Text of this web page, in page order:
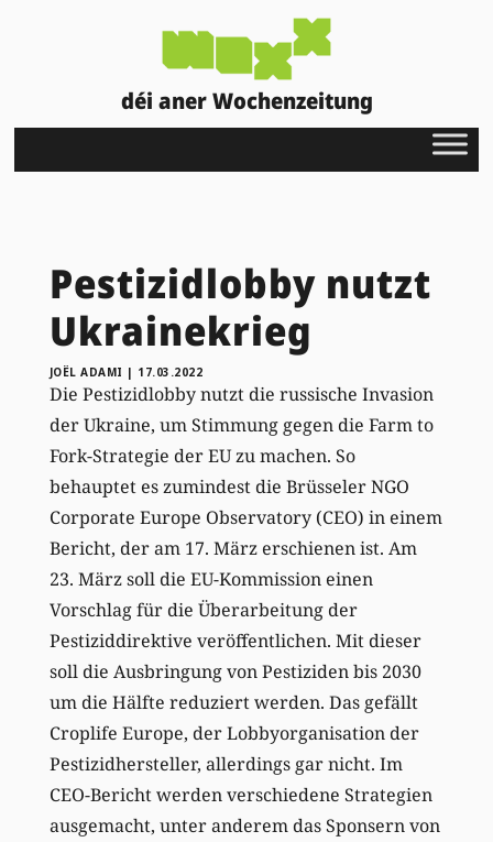
déi aner Wochenzeitung
Pestizidlobby nutzt
Ukrainekrieg
JOËL ADAMI | 17.03.2022
Die Pestizidlobby nutzt die russische Invasion
der Ukraine, um Stimmung gegen die Farm to
Fork-Strategie der EU zu machen. So
behauptet es zumindest die Brüsseler NGO
Corporate Europe Observatory (CEO) in einem
Bericht, der am 17. März erschienen ist. Am
23. März soll die EU-Kommission einen
Vorschlag für die Überarbeitung der
Pestiziddirektive veröffentlichen. Mit dieser
soll die Ausbringung von Pestiziden bis 2030
um die Hälfte reduziert werden. Das gefällt
Croplife Europe, der Lobbyorganisation der
Pestizidhersteller, allerdings gar nicht. Im
CEO-Bericht werden verschiedene Strategien
ausgemacht, unter anderem das Sponsern von